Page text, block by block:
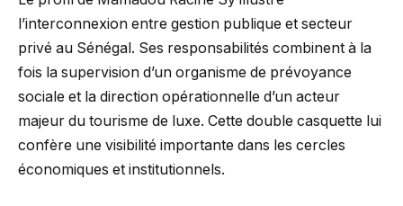
l’interconnexion entre gestion publique et secteur
privé au Sénégal. Ses responsabilités combinent à la
fois la supervision d’un organisme de prévoyance
sociale et la direction opérationnelle d’un acteur
majeur du tourisme de luxe. Cette double casquette lui
confère une visibilité importante dans les cercles
économiques et institutionnels.